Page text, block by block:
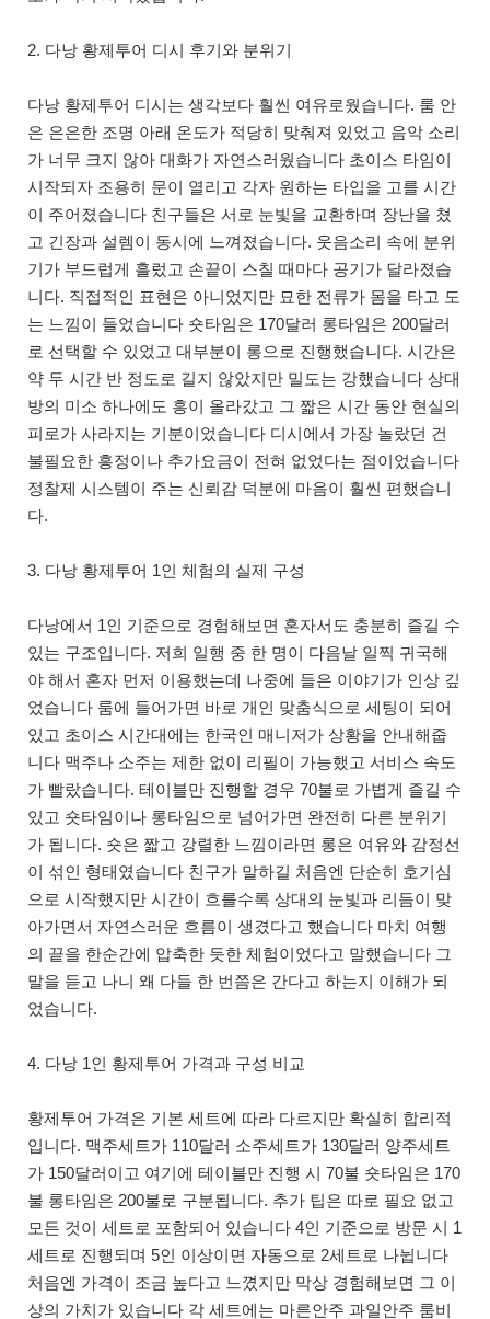
2. 다낭 황제투어 디시 후기와 분위기
다낭 황제투어 디시는 생각보다 훨씬 여유로웠습니다. 룸 안
은 은은한 조명 아래 온도가 적당히 맞춰져 있었고 음악 소리
가 너무 크지 않아 대화가 자연스러웠습니다 초이스 타임이
시작되자 조용히 문이 열리고 각자 원하는 타입을 고를 시간
이 주어졌습니다 친구들은 서로 눈빛을 교환하며 장난을 쳤
고 긴장과 설렘이 동시에 느껴졌습니다. 웃음소리 속에 분위
기가 부드럽게 흘렀고 손끝이 스칠 때마다 공기가 달라졌습
니다. 직접적인 표현은 아니었지만 묘한 전류가 몸을 타고 도
는 느낌이 들었습니다 숏타임은 170달러 롱타임은 200달러
로 선택할 수 있었고 대부분이 롱으로 진행했습니다. 시간은
약 두 시간 반 정도로 길지 않았지만 밀도는 강했습니다 상대
방의 미소 하나에도 흥이 올라갔고 그 짧은 시간 동안 현실의
피로가 사라지는 기분이었습니다 디시에서 가장 놀랐던 건
불필요한 흥정이나 추가요금이 전혀 없었다는 점이었습니다
정찰제 시스템이 주는 신뢰감 덕분에 마음이 훨씬 편했습니
다.
3. 다낭 황제투어 1인 체험의 실제 구성
다낭에서 1인 기준으로 경험해보면 혼자서도 충분히 즐길 수
있는 구조입니다. 저희 일행 중 한 명이 다음날 일찍 귀국해
야 해서 혼자 먼저 이용했는데 나중에 들은 이야기가 인상 깊
었습니다 룸에 들어가면 바로 개인 맞춤식으로 세팅이 되어
있고 초이스 시간대에는 한국인 매니저가 상황을 안내해줍
니다 맥주나 소주는 제한 없이 리필이 가능했고 서비스 속도
가 빨랐습니다. 테이블만 진행할 경우 70불로 가볍게 즐길 수
있고 숏타임이나 롱타임으로 넘어가면 완전히 다른 분위기
가 됩니다. 숏은 짧고 강렬한 느낌이라면 롱은 여유와 감정선
이 섞인 형태였습니다 친구가 말하길 처음엔 단순히 호기심
으로 시작했지만 시간이 흐를수록 상대의 눈빛과 리듬이 맞
아가면서 자연스러운 흐름이 생겼다고 했습니다 마치 여행
의 끝을 한순간에 압축한 듯한 체험이었다고 말했습니다 그
말을 듣고 나니 왜 다들 한 번쯤은 간다고 하는지 이해가 되
었습니다.
4. 다낭 1인 황제투어 가격과 구성 비교
황제투어 가격은 기본 세트에 따라 다르지만 확실히 합리적
입니다. 맥주세트가 110달러 소주세트가 130달러 양주세트
가 150달러이고 여기에 테이블만 진행 시 70불 숏타임은 170
불 롱타임은 200불로 구분됩니다. 추가 팁은 따로 필요 없고
모든 것이 세트로 포함되어 있습니다 4인 기준으로 방문 시 1
세트로 진행되며 5인 이상이면 자동으로 2세트로 나뉩니다
처음엔 가격이 조금 높다고 느꼈지만 막상 경험해보면 그 이
상의 가치가 있습니다 각 세트에는 마른안주 과일안주 룸비